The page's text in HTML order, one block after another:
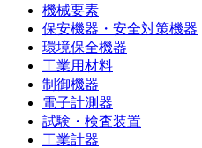
機械要素
保安機器・安全対策機器
環境保全機器
工業用材料
制御機器
電子計測器
試験・検査装置
工業計器